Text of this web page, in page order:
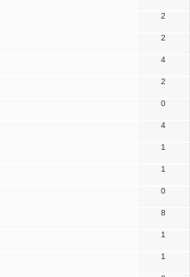
2
2
4
2
0
4
1
1
0
8
1
1